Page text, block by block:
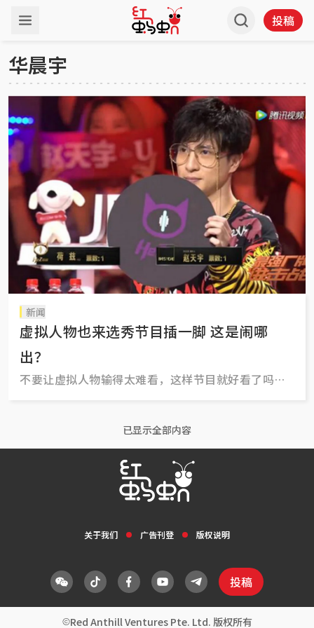
投稿
华晨宇
新闻
虚拟人物也来选秀节目插一脚 这是闹哪
出？
不要让虚拟人物输得太难看，这样节目就好看了吗？
已显示全部内容
关于我们 广告刊登 版权说明
投稿
Red Anthill Ventures Pte. Ltd. 版权所有